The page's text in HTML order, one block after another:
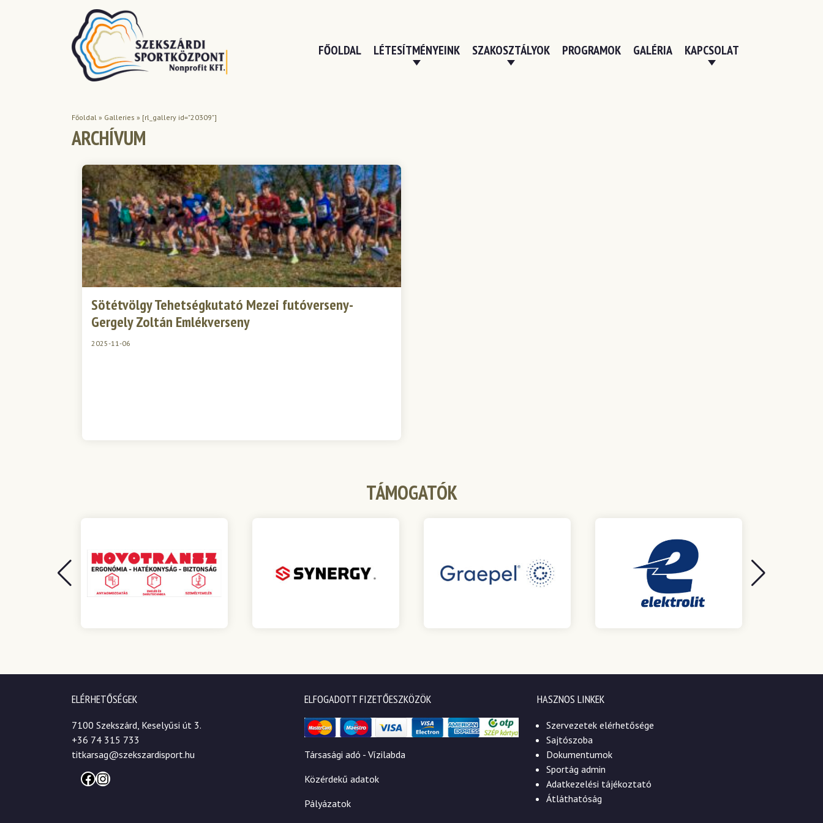
FŐOLDAL LÉTESÍTMÉNYEINK SZAKOSZTÁLYOK PROGRAMOK GALÉRIA KAPCSOLAT
Főoldal » Galleries » [rl_gallery id="20309"]
ARCHÍVUM
Sötétvölgy Tehetségkutató Mezei futóverseny-
Gergely Zoltán Emlékverseny
2025-11-06
TÁMOGATÓK
ELÉRHETŐSÉGEK
7100 Szekszárd, Keselyűsi út 3.
+36 74 315 733
titkarsag@szekszardisport.hu
Facebook
Instagram
ELFOGADOTT FIZETŐESZKÖZÖK
Társasági adó - Vízilabda
Közérdekű adatok
Pályázatok
HASZNOS LINKEK
Szervezetek elérhetősége
Sajtószoba
Dokumentumok
Sportág admin
Adatkezelési tájékoztató
Átláthatóság